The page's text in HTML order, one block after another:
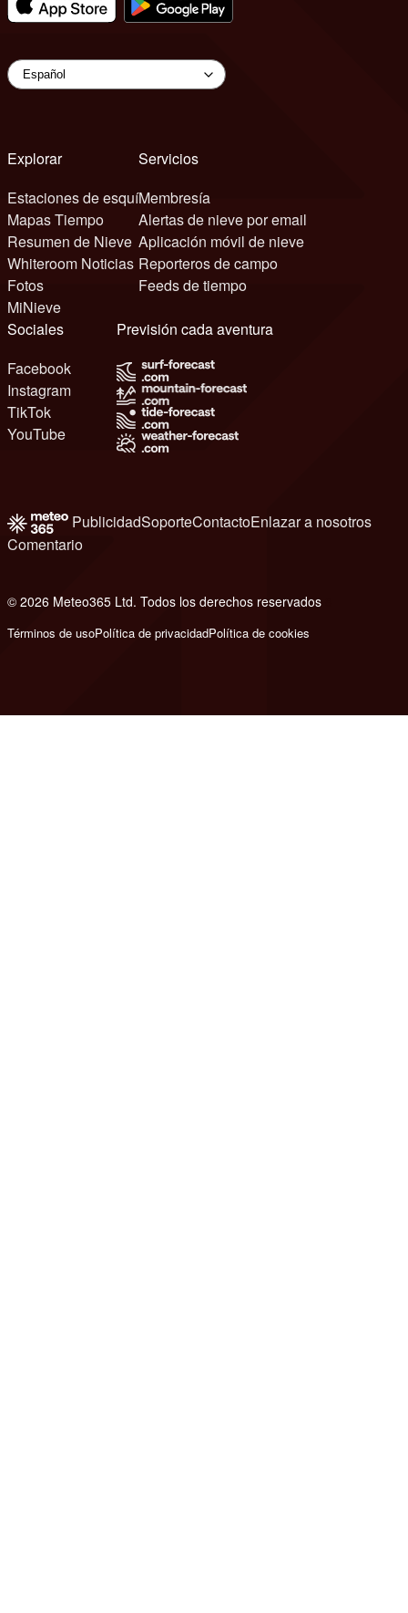
Explorar
Estaciones de esquí
Mapas Tiempo
Resumen de Nieve
Whiteroom Noticias
Fotos
MiNieve
Servicios
Membresía
Alertas de nieve por email
Aplicación móvil de nieve
Reporteros de campo
Feeds de tiempo
Sociales
Facebook
Instagram
TikTok
YouTube
Previsión cada aventura
PublicidadSoporteContactoEnlazar a nosotros
Comentario
© 2026 Meteo365 Ltd. Todos los derechos reservados
Términos de usoPolítica de privacidadPolítica de cookies